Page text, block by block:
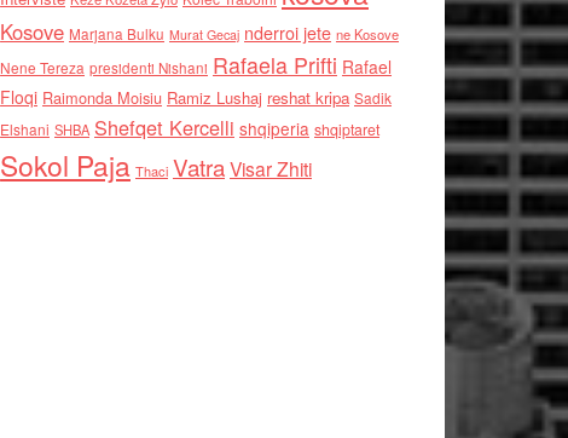
Kosove Marjana Bulku Murat Gecaj nderroi jete ne Kosove
Nene Tereza presidenti Nishani Rafaela Prifti Rafael
Floqi Raimonda Moisiu Ramiz Lushaj reshat kripa Sadik
Elshani SHBA Shefqet Kercelli shqiperia shqiptaret
Sokol Paja Thaci VatraVisar Zhiti